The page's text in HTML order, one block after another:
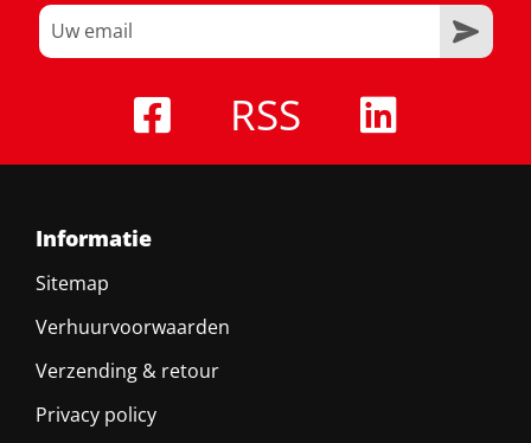
RSS
Informatie
Sitemap
Verhuurvoorwaarden
Verzending & retour
Privacy policy